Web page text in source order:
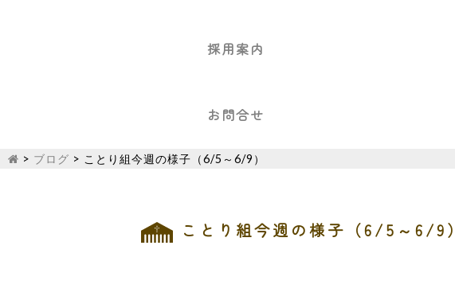
採用案内
お問合せ
> ブログ > ことり組今週の様子（6/5～6/9）
ことり組今週の様子（6/5～6/9）